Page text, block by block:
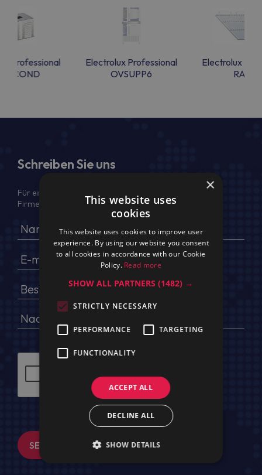
Professional
Electrolux Professional
OVSUPP6
Electrolux
RAC52
Schreiben Sie uns
Für ein Angebot geben Sie bitte Ihren voller Namen,
Firmendaten, USt.-IdNr. und Lieferadresse an
SENDEN
×
This website uses
cookies
This website uses cookies to improve user
experience. By using our website you consent
to all cookies in accordance with our Cookie
Policy. Read more
SHOW ALL PARTNERS(1482) →
STRICTLY NECESSARY
PERFORMANCE TARGETING
FUNCTIONALITY
ACCEPT ALL
DECLINE ALL
SHOW DETAILS